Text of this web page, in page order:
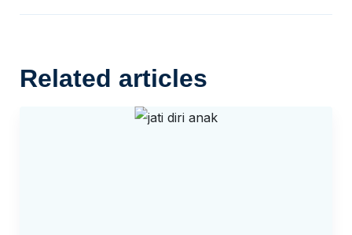
Related articles